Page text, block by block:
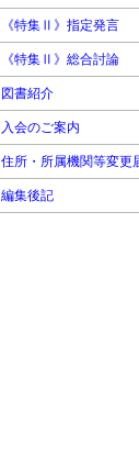
《特集Ⅱ》指定発言
《特集Ⅱ》総合討論
図書紹介
入会のご案内
住所・所属機関等変更
編集後記